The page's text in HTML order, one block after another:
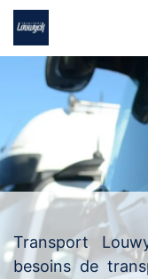
Transport
besoins de